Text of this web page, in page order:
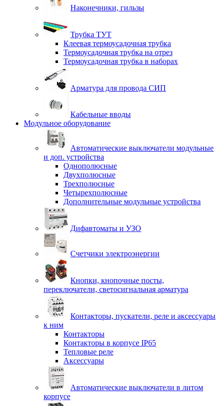
Наконечники, гильзы
Трубка ТУТ
Клеевая термоусадочная трубка
Термоусадочная трубка на отрез
Термоусадочная трубка в наборах
Арматура для провода СИП
Кабельные вводы
Модульное оборудование
Автоматические выключатели модульные
и доп. устройства
Однополюсные
Двухполюсные
Трехполюсные
Четырехполюсные
Дополнительные модульные устройства
Дифавтоматы и УЗО
Счетчики электроэнергии
Кнопки, кнопочные посты,
переключатели, светосигнальная арматура
Контакторы, пускатели, реле и аксессуары
к ним
Контакторы
Контакторы в корпусе IP65
Тепловые реле
Аксессуары
Автоматические выключатели в литом
корпусе